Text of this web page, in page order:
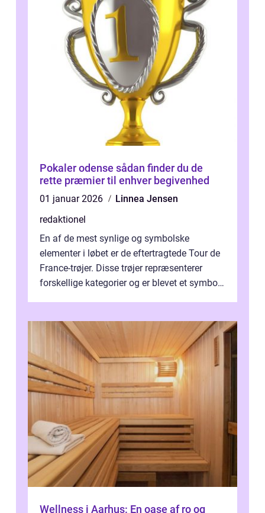
Pokaler odense sådan finder du de
rette præmier til enhver begivenhed
01 januar 2026
Linnea Jensen
redaktionel
En af de mest synlige og symbolske
elementer i løbet er de eftertragtede Tour de
France-trøjer. Disse trøjer repræsenterer
forskellige kategorier og er blevet et symbol
Wellness i Aarhus: En oase af ro og